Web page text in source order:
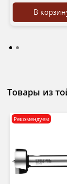
В
Товары из
Рекомендуем